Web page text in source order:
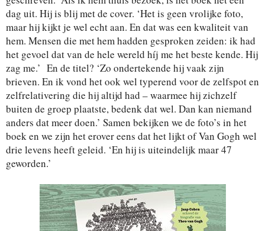
dag uit. Hij is blij met de cover. ‘Het is geen vrolijke foto,
maar hij kijkt je wel echt aan. En dat was een kwaliteit van
hem. Mensen die met hem hadden gesproken zeiden: ik had
het gevoel dat van de hele wereld híj me het beste kende. Hij
zag me.’ En de titel? ‘Zo ondertekende hij vaak zijn
brieven. En ik vond het ook wel typerend voor de zelfspot en
zelfrelativering die hij altijd had – waarmee hij zichzelf
buiten de groep plaatste, bedenk dat wel. Dan kan niemand
anders dat meer doen.’ Samen bekijken we de foto’s in het
boek en we zijn het erover eens dat het lijkt of Van Gogh wel
drie levens heeft geleid. ‘En hij is uiteindelijk maar 47
geworden.’